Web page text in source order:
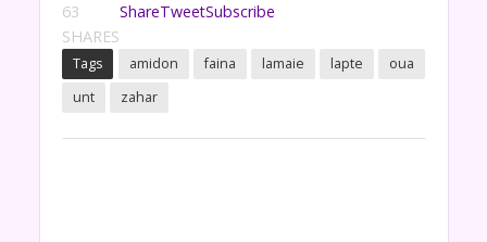
63
SHARES
ShareTweetSubscribe
Tags amidon faina lamaie lapte
oua
unt
zahar